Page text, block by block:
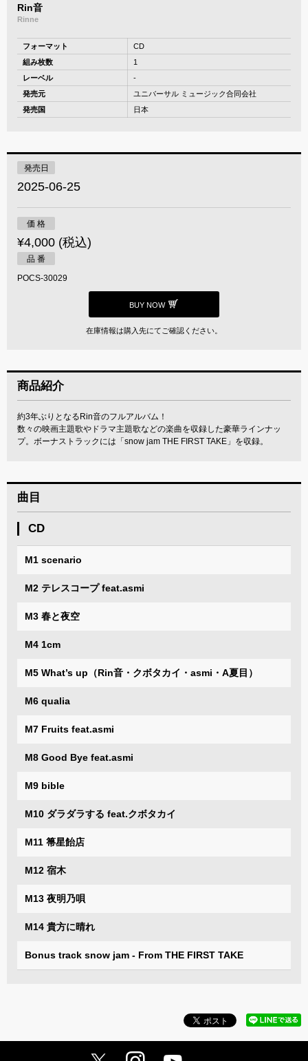
Rin音
Rinne
フォーマット
CD
組み枚数
1
レーベル
-
発売元
ユニバーサル ミュージック合同会社
発売国
日本
発売日
2025-06-25
価 格
¥4,000 (税込)
品 番
POCS-30029
BUY NOW
在庫情報は購入先にてご確認ください。
商品紹介
約3年ぶりとなるRin音のフルアルバム！
数々の映画主題歌やドラマ主題歌などの楽曲を収録した豪華ラインナッ
プ。ボーナストラックには「snow jam THE FIRST TAKE」を収録。
曲目
CD
M1 scenario
M2 テレスコープ feat.asmi
M3 春と夜空
M4 1cm
M5 What’s up（Rin音・クボタカイ・asmi・A夏目）
M6 qualia
M7 Fruits feat.asmi
M8 Good Bye feat.asmi
M9 bible
M10 ダラダラする feat.クボタカイ
M11 箒星飴店
M12 宿木
M13 夜明乃唄
M14 貴方に晴れ
Bonus track snow jam - From THE FIRST TAKE